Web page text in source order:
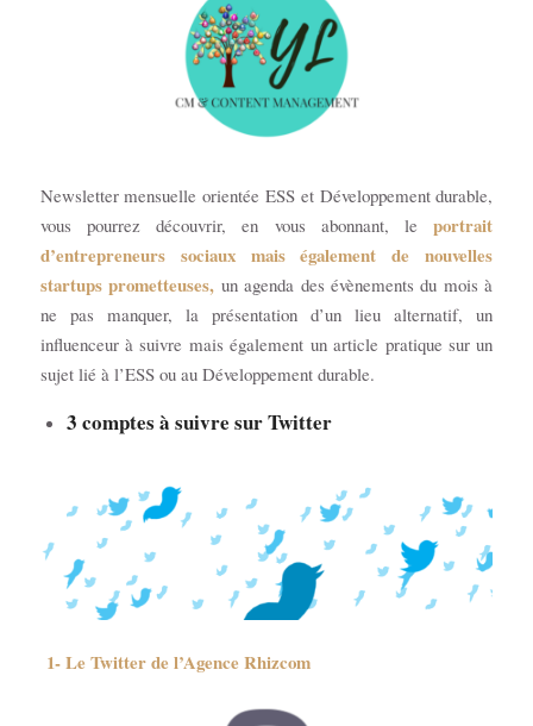
Newsletter mensuelle orientée ESS et Développement durable,
vous pourrez découvrir, en vous abonnant, leportrait
d’entrepreneurs sociaux mais également de nouvelles
startups prometteuses, un agenda des évènements du mois à
ne pas manquer, la présentation d’un lieu alternatif, un
influenceur à suivre mais également un article pratique sur un
sujet lié à l’ESS ou au Développement durable.
3 comptes à suivre sur Twitter
1- Le Twitter de l’Agence Rhizcom